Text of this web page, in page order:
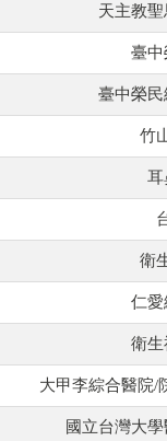
天主教
臺中
臺中榮
竹
耳
衛
仁愛
衛生
大甲李綜合醫院/
國立台灣大